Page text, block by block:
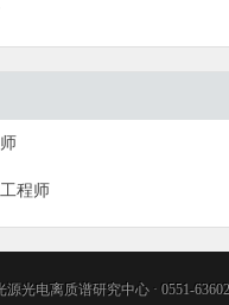
程师
源光电离质谱研究中心 · 0551-